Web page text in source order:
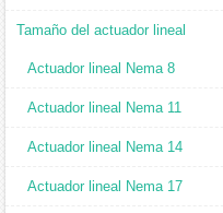
Tamaño del actuador lineal
Actuador lineal Nema 8
Actuador lineal Nema 11
Actuador lineal Nema 14
Actuador lineal Nema 17